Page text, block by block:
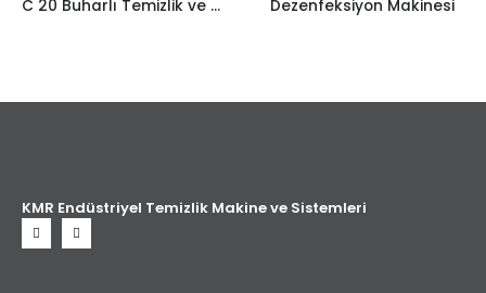
C 20 Buharlı Temizlik ve Dezenfeksiyon Makinesi Dezenfeksiyon Makinesi
KMR Endüstriyel Temizlik Makine ve Sistemleri